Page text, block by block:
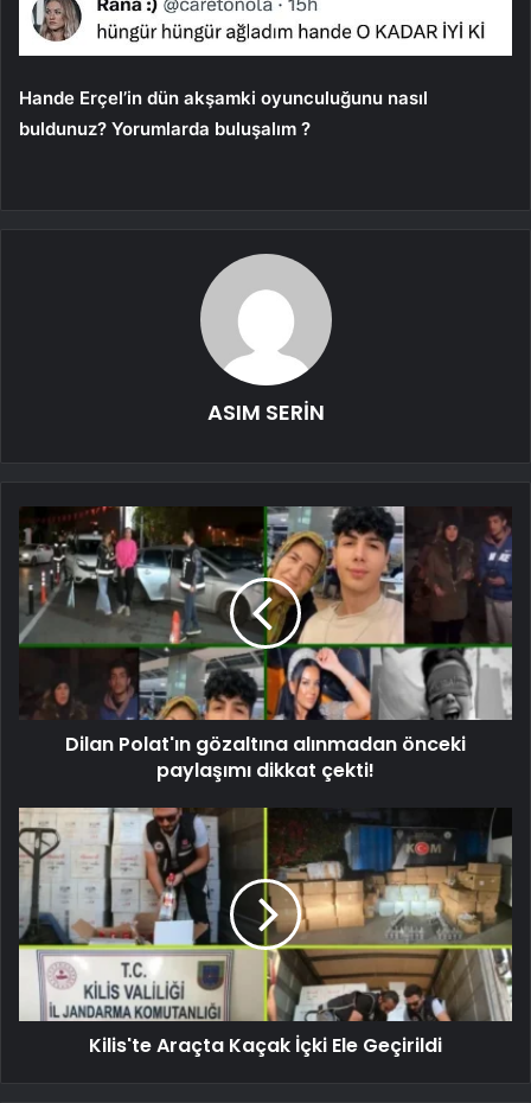
Hande Erçel’in dün akşamki oyunculuğunu nasıl
buldunuz? Yorumlarda buluşalım ?
ASIM SERİN
Dilan Polat'ın gözaltına alınmadan önceki
paylaşımı dikkat çekti!
Kilis'te Araçta Kaçak İçki Ele Geçirildi